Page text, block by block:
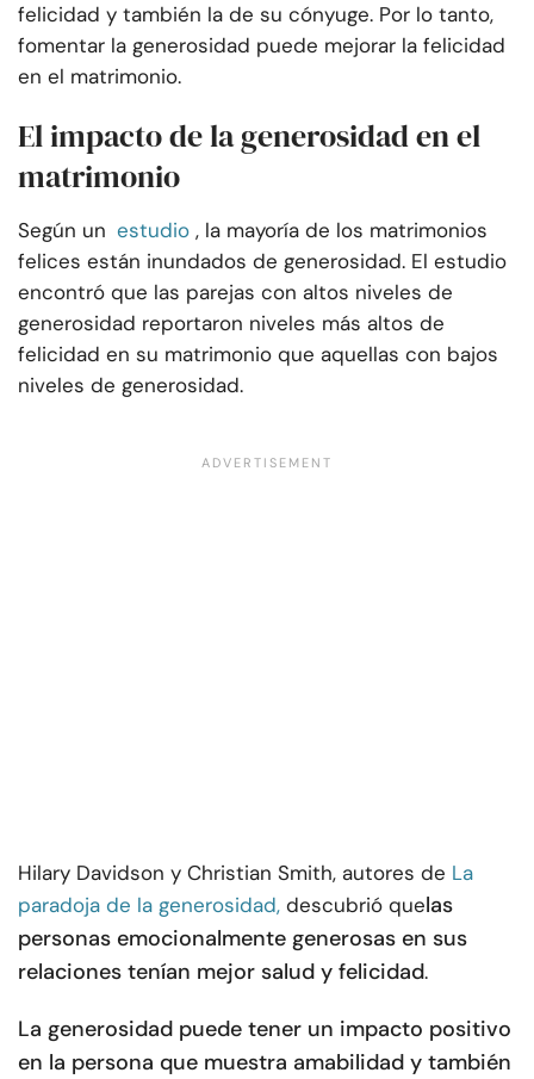
felicidad y también la de su cónyuge. Por lo tanto,
fomentar la generosidad puede mejorar la felicidad
en el matrimonio.
El impacto de la generosidad en el
matrimonio
Según un estudio , la mayoría de los matrimonios
felices están inundados de generosidad. El estudio
encontró que las parejas con altos niveles de
generosidad reportaron niveles más altos de
felicidad en su matrimonio que aquellas con bajos
niveles de generosidad.
Hilary Davidson y Christian Smith, autores de La
paradoja de la generosidad, descubrió quelas
personas emocionalmente generosas en sus
relaciones tenían mejor salud y felicidad.
La generosidad puede tener un impacto positivo
en la persona que muestra amabilidad y también